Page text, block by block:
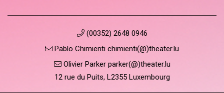
(00352) 2648 0946
Pablo Chimienti chimienti(@)theater.lu
Olivier Parker parker(@)theater.lu
12 rue du Puits, L2355 Luxembourg